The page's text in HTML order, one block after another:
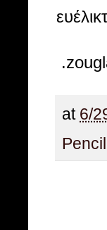
at 6/
Pencil